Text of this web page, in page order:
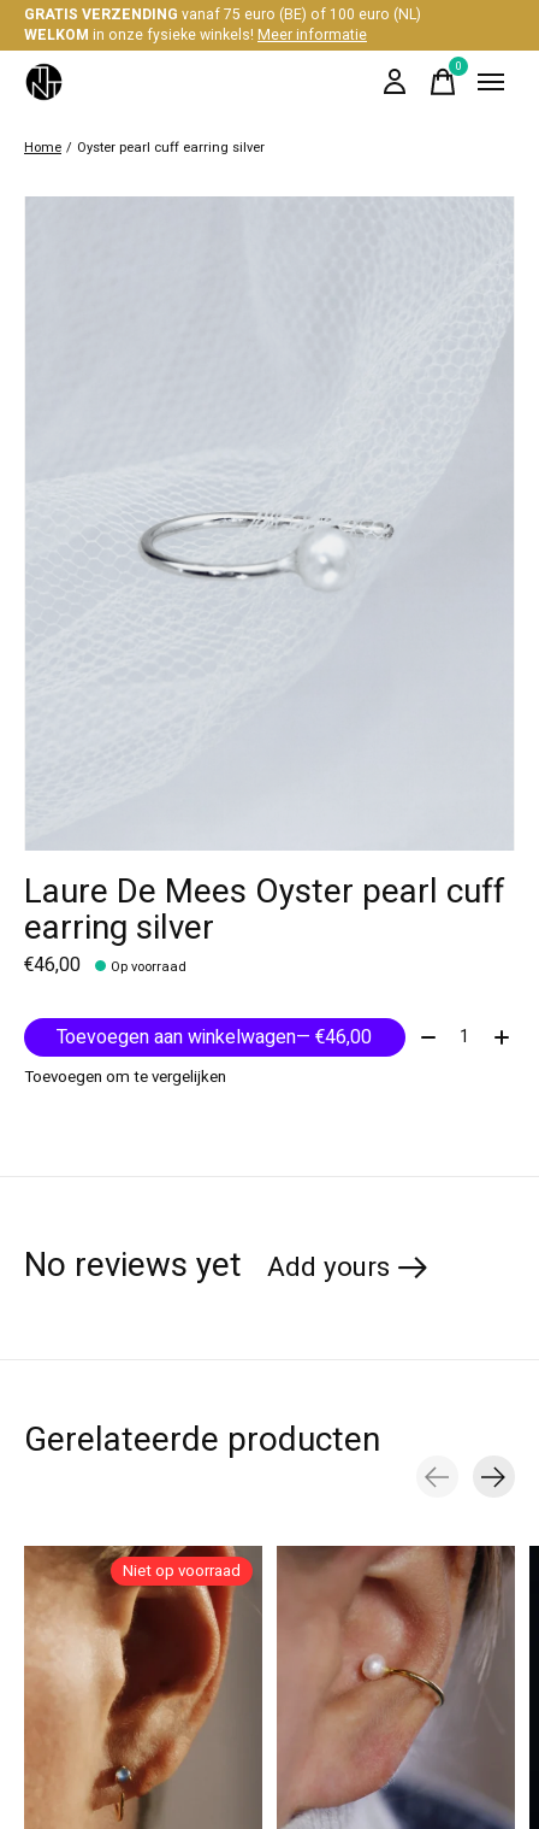
GRATIS VERZENDING vanaf 75 euro (BE) of 100 euro (NL)
WELKOM in onze fysieke winkels!Meer informatie
0items
Home / Oyster pearl cuff earring silver
Laure De Mees Oyster pearl cuff
earring silver
€46,00 Op voorraad
Toevoegen aan winkelwagen — €46,00 Aantal:
Toevoegen om te vergelijken
No reviews yet Add yours
Gerelateerde producten
Niet op voorraad